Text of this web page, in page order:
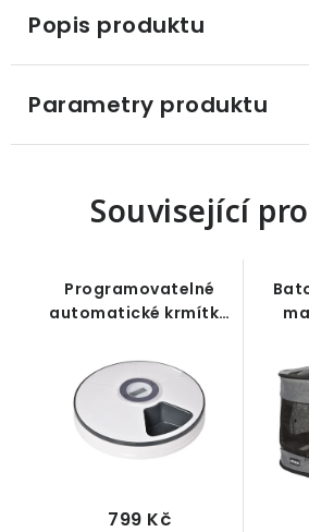
Popis produktu
Parametry produktu
Související
Programovatelné
automatické krmítko
přihrádkami pro
malé psy a kočky,
bílo-šedé Ø30,5 cm
799 Kč